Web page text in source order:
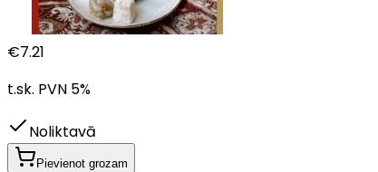
€7.21
t.sk. PVN 5%
Noliktavā
Pievienot grozam